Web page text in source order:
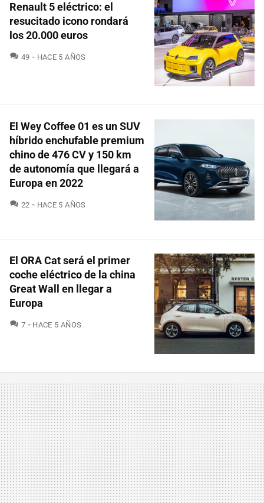
Renault 5 eléctrico: el
resucitado icono rondará
los 20.000 euros
49 COMENTARIOS
HACE 5 AÑOS
El Wey Coffee 01 es un SUV
híbrido enchufable premium
chino de 476 CV y 150 km
de autonomía que llegará a
Europa en 2022
22 COMENTARIOS
HACE 5 AÑOS
El ORA Cat será el primer
coche eléctrico de la china
Great Wall en llegar a
Europa
7 COMENTARIOS
HACE 5 AÑOS